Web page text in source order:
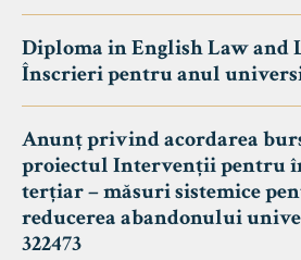
Diploma in English Law and
Înscrieri pentru anul
Anunț privind acordarea
proiectul Intervenții pentru
terțiar – măsuri sistemice
reducerea abandonului
322473